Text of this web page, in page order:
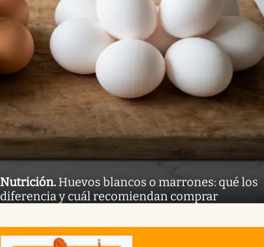
Nutrición. Huevos blancos o marrones: qué los
diferencia y cuál recomiendan comprar